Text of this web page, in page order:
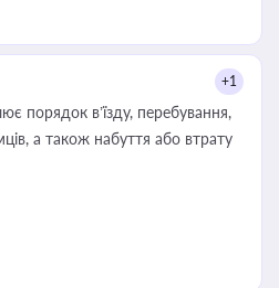
+1
порядок в’їзду, перебування,
а також набуття або втрату